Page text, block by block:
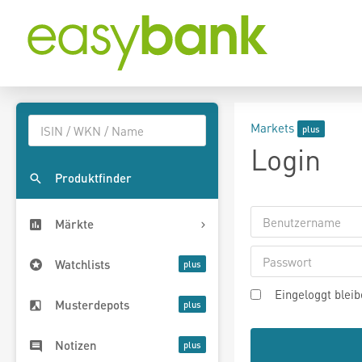
Produktfinder
Märkte
Watchlists
Musterdepots
Notizen
Markets
Login
Eingeloggt